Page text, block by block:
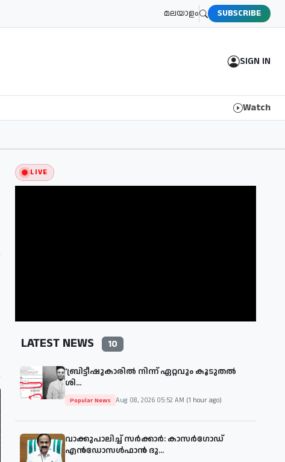
മലയാളം SUBSCRIBE
SIGN IN
Watch
LIVE
LATEST NEWS 10
'ബ്രിട്ടീഷുകാരില്‍ നിന്ന് ഏറ്റവും കൂടുതല്‍
ശി...
Popular News Aug 08, 2026 05:52 AM (1 hour ago)
വാക്കുപാലിച്ച് സർക്കാർ: കാസർഗോഡ്
എൻഡോസൾഫാൻ ദു...